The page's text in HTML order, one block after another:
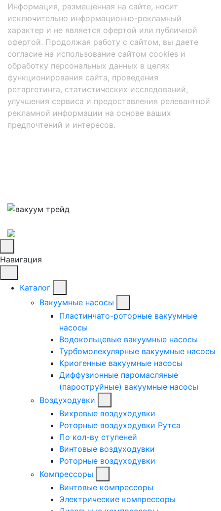
Информация, размещенная на сайте, носит
исключительно информационно-рекламный
характер и не является офертой или публичной
офертой. Продолжая работу с сайтом, вы даете
согласие на использование сайтом cookies и
обработку персональных данных в целях
функционирования сайта, проведения
ретаргетинга, статистических исследований,
улучшения сервиса и предоставления релевантной
рекламной информации на основе ваших
предпочтений и интересов.
Навигация
Каталог
Вакуумные насосы
Пластинчато-роторные вакуумные
насосы
Водокольцевые вакуумные насосы
Турбомолекулярные вакуумные насосы
Криогенные вакуумные насосы
Диффузионные паромасляные
(пароструйные) вакуумные насосы
Воздуходувки
Вихревые воздуходувки
Роторные воздуходувки Рутса
По кол-ву ступеней
Винтовые воздуходувки
Роторные воздуходувки
Компрессоры
Винтовые компрессоры
Электрические компрессоры